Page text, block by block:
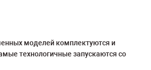
моделей комплектуются и
технологичные запускаются со